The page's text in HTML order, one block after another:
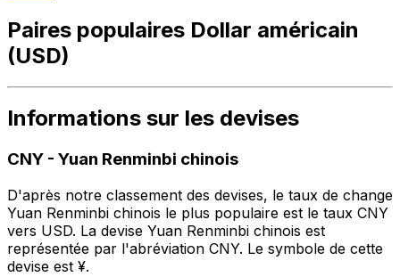
Paires populaires Dollar américain
(USD)
Informations sur les devises
CNY - Yuan Renminbi chinois
D'après notre classement des devises, le taux de change
Yuan Renminbi chinois le plus populaire est le taux CNY
vers USD. La devise Yuan Renminbi chinois est
représentée par l'abréviation CNY. Le symbole de cette
devise est ¥.